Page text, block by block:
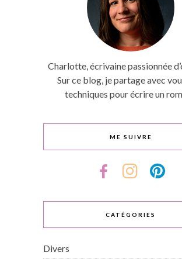
Charlotte, écrivaine passionnée
Sur ce blog, je partage avec
techniques pour écrire un
ME SUIVRE
CATÉGORIES
Divers